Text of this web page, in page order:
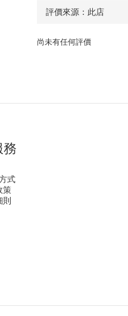
尚未有任何評價
務
式
策
則